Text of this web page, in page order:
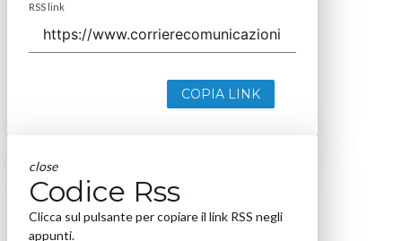
RSS link
COPIA LINK
close
Codice Rss
Clicca sul pulsante per copiare il link RSS negli
appunti.